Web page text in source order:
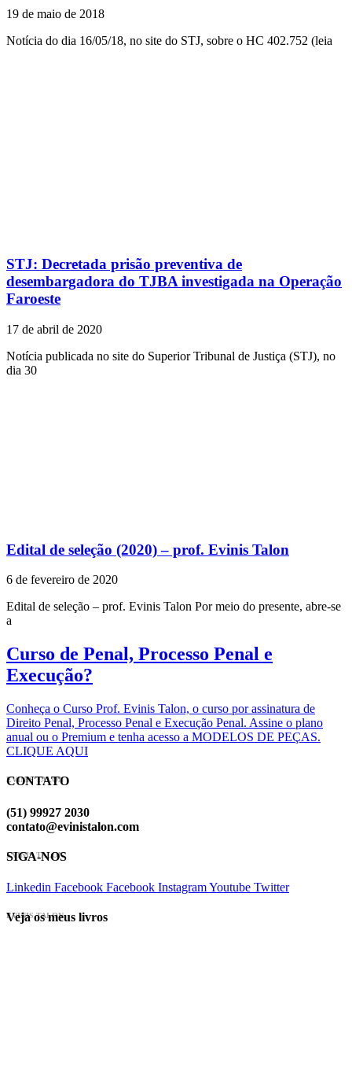
19 de maio de 2018
Notícia do dia 16/05/18, no site do STJ, sobre o HC 402.752 (leia
STJ: Decretada prisão preventiva de
desembargadora do TJBA investigada na Operação
Faroeste
17 de abril de 2020
Notícia publicada no site do Superior Tribunal de Justiça (STJ), no
dia 30
Edital de seleção (2020) – prof. Evinis Talon
6 de fevereiro de 2020
Edital de seleção – prof. Evinis Talon Por meio do presente, abre-se
a
Curso de Penal, Processo Penal e
Execução?
Conheça o Curso Prof. Evinis Talon, o curso por assinatura de
Direito Penal, Processo Penal e Execução Penal. Assine o plano
anual ou o Premium e tenha acesso a MODELOS DE PEÇAS.
CLIQUE AQUI
EVINIS TALON
CONTATO
(51) 99927 2030
contato@evinistalon.com
EVINIS TALON
SIGA-NOS
Linkedin Facebook Facebook InstagramYoutube Twitter
EVINIS TALON
Veja os meus livros